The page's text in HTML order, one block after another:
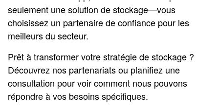
seulement une solution de stockage—vous
choisissez un partenaire de confiance pour les
meilleurs du secteur.
Prêt à transformer votre stratégie de stockage ?
Découvrez nos partenariats ou planifiez une
consultation pour voir comment nous pouvons
répondre à vos besoins spécifiques.